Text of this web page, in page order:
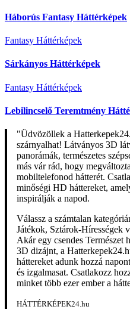
Háborús Fantasy Háttérképek
Fantasy Háttérképek
Sárkányos Háttérképek
Fantasy Háttérképek
Lebilincselő Teremtmény
"Üdvözöllek a
szárnyalhat! Látványos 3D
panorámák, természetes
más vár rád, hogy
mobiltelefonod hátterét.
minőségi HD háttereket,
inspirálják a napod.
Válassz a számtalan
Játékok, Sztárok-Hírességek
Akár egy csendes Természet
3D dizájnt, a
háttereket adunk hozzá
és izgalmasat. Csatlakozz
minket több ezer ember a
HÁTTÉRKÉPEK24.hu